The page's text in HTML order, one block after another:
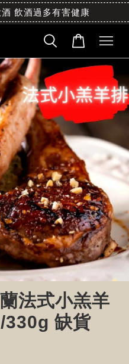
飲酒過多有害健康
法式小羔羊
330g 缺貨